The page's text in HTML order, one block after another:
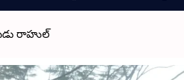
రాహుల్